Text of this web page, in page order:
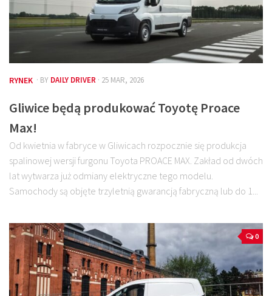
Auto z niemiec
Galerie
RYNEK · BY DAILY DRIVER · 25 MAR, 2026
Gliwice będą produkować Toyotę Proace
Max!
Od kwietnia w fabryce w Gliwicach rozpocznie się produkcja
spalinowej wersji furgonu Toyota PROACE MAX. Zakład od dwóch
lat wytwarza już odmiany elektryczne tego modelu.
Samochody są objęte trzyletnią gwarancją fabryczną lub do 1...
0